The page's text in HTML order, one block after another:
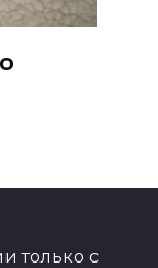
только с